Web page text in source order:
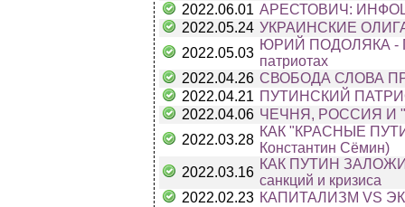
2022.06.01 АРЕСТОВИЧ:
2022.05.24 УКРАИНСКИЕ
2022.05.03
ЮРИЙ ПОДОЛЯКА -
патриотах
2022.04.26 СВОБОДА СЛОВА
2022.04.21 ПУТИНСКИЙ
2022.04.06 ЧЕЧНЯ, РОССИЯ И
2022.03.28
КАК "КРАСНЫЕ
Константин Сёмин)
2022.03.16
КАК ПУТИН
санкций и кризиса
2022.02.23 КАПИТАЛИЗМ VS